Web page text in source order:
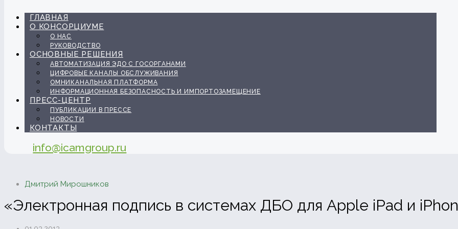
ГЛАВНАЯ
О КОНСОРЦИУМЕ
О НАС
РУКОВОДСТВО
ОСНОВНЫЕ РЕШЕНИЯ
АВТОМАТИЗАЦИЯ ЭДО С ГОСОРГАНАМИ
ЦИФРОВЫЕ КАНАЛЫ ОБСЛУЖИВАНИЯ
ОМНИКАНАЛЬНАЯ ПЛАТФОРМА
ИНФОРМАЦИОННАЯ БЕЗОПАСНОСТЬ И ИМПОРТОЗАМЕЩЕНИЕ
ПРЕСС-ЦЕНТР
ПУБЛИКАЦИИ В ПРЕССЕ
НОВОСТИ
КОНТАКТЫ
info@icamgroup.ru
Дмитрий Мирошников
«Электронная подпись в системах ДБО для Apple iPad и